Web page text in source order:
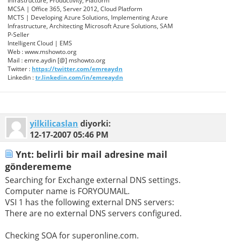
MCSA | Office 365, Server 2012, Cloud Platform
MCTS | Developing Azure Solutions, Implementing Azure
Infrastructure, Architecting Microsoft Azure Solutions, SAM
P-Seller
Intelligent Cloud | EMS
Web : www.mshowto.org
Mail : emre.aydin [@] mshowto.org
Twitter : https://twitter.com/emreaydn
Linkedin :tr.linkedin.com/in/emreaydn
yilkilicaslan diyorki:
12-17-200705:46 PM
Ynt: belirli bir mail adresine mail
gönderememe
Searching for Exchange external DNS settings.
Computer name is FORYOUMAIL.
VSI 1 has the following external DNS servers:
There are no external DNS servers configured.
Checking SOA for superonline.com.